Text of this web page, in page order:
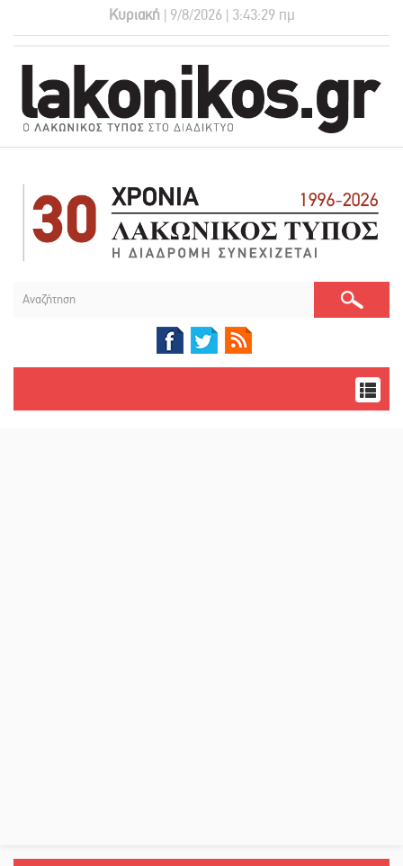
Κυριακή | 9/8/2026 | 3:43:30 πμ